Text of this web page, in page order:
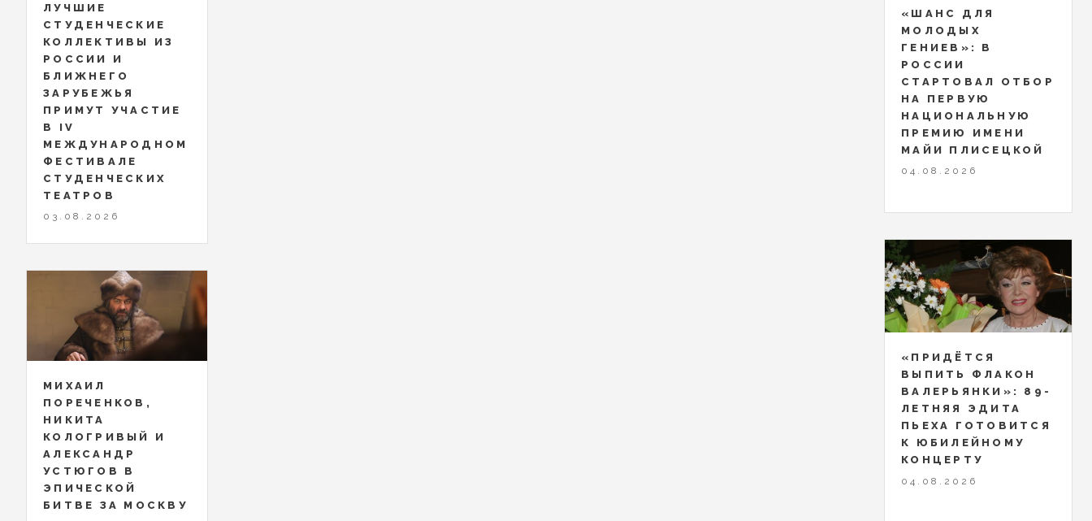
ЛУЧШИЕ
СТУДЕНЧЕСКИЕ
КОЛЛЕКТИВЫ ИЗ
РОССИИ И
БЛИЖНЕГО
ЗАРУБЕЖЬЯ
ПРИМУТ УЧАСТИЕ
В IV
МЕЖДУНАРОДНОМ
ФЕСТИВАЛЕ
СТУДЕНЧЕСКИХ
ТЕАТРОВ
03.08.2026
МИХАИЛ
ПОРЕЧЕНКОВ,
НИКИТА
КОЛОГРИВЫЙ И
АЛЕКСАНДР
УСТЮГОВ В
ЭПИЧЕСКОЙ
БИТВЕ ЗА МОСКВУ
«ШАНС ДЛЯ
МОЛОДЫХ
ГЕНИЕВ»: В
РОССИИ
СТАРТОВАЛ ОТБОР
НА ПЕРВУЮ
НАЦИОНАЛЬНУЮ
ПРЕМИЮ ИМЕНИ
МАЙИ ПЛИСЕЦКОЙ
04.08.2026
«ПРИДЁТСЯ
ВЫПИТЬ ФЛАКОН
ВАЛЕРЬЯНКИ»: 89-
ЛЕТНЯЯ ЭДИТА
ПЬЕХА ГОТОВИТСЯ
К ЮБИЛЕЙНОМУ
КОНЦЕРТУ
04.08.2026